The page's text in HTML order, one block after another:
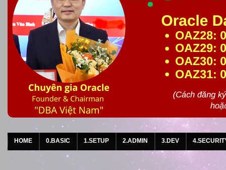
HOME 0.BASIC 1.SETUP 2.ADMIN 3.DEV